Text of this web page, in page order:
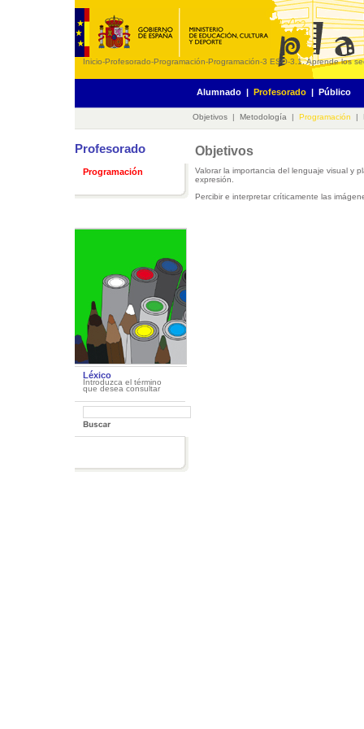
Inicio-Profesorado-Programación-Programación-3 ESO-3.1. Aprende los
Alumnado | Profesorado | Público
Objetivos | Metodología | Programación |
Profesorado
Programación
Léxico
Introduzca el término
que desea consultar
Objetivos
Valorar la importancia del lenguaje visual y
expresión.
Percibir e interpretar críticamente las